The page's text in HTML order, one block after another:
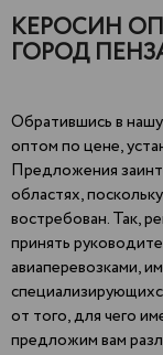
КЕРОСИН
ГОРОД
Обратившись в
оптом по цене,
Предложения
областях,
востребован. Так,
принять
авиаперевозками,
от того, для чего
предложим вам